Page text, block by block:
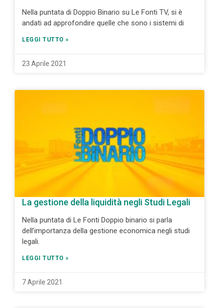
Nella puntata di Doppio Binario su Le Fonti TV, si è
andati ad approfondire quelle che sono i sistemi di
LEGGI TUTTO »
23 Aprile 2021
La gestione della liquidità negli Studi Legali
Nella puntata di Le Fonti Doppio binario si parla
dell’importanza della gestione economica negli studi
legali.
LEGGI TUTTO »
7 Aprile 2021